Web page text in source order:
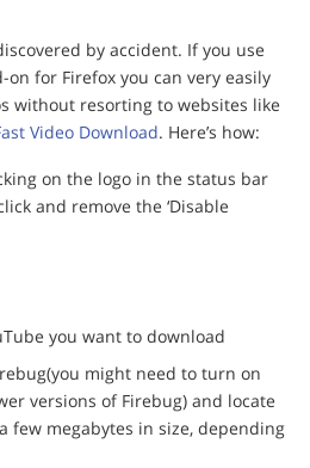
by accident. If you use
on for Firefox you can very easily
without resorting to websites like
Video Download. Here’s how:
on the logo in the status bar
and remove the ‘Disable
you want to download
might need to turn on
versions of Firebug) and locate
a few megabytes in size, depending